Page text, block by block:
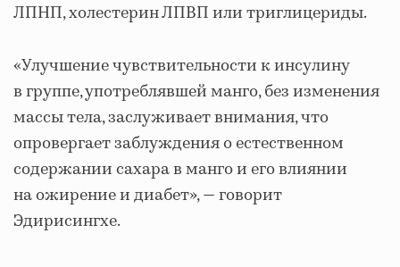
ЛПНП, холестерин ЛПВП или триглицериды.
«Улучшение чувствительности к инсулину
в группе, употреблявшей манго, без изменения
массы тела, заслуживает внимания, что
опровергает заблуждения о естественном
содержании сахара в манго и его влиянии
на ожирение и диабет», — говорит
Эдирисингхе.